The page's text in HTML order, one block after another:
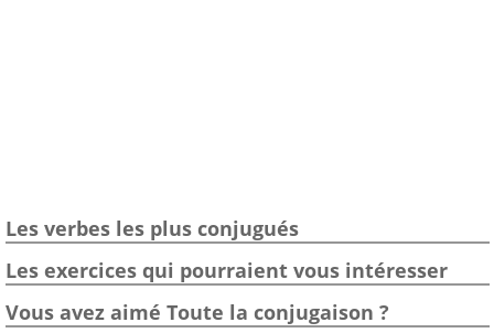
Les verbes les plus conjugués
Les exercices qui pourraient vous intéresser
Vous avez aimé Toute la conjugaison ?